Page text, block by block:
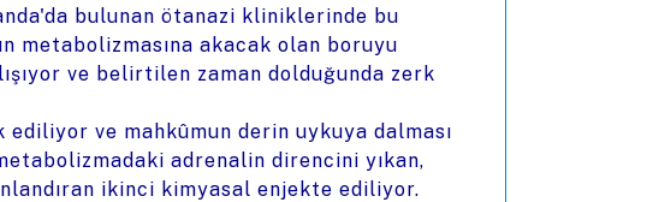
bulunan ötanazi kliniklerinde bu
metabolizmasına akacak olan boruyu
ve belirtilen zaman dolduğunda zerk
ve mahkûmun derin uykuya dalması
adrenalin direncini yıkan,
ikinci kimyasal enjekte ediliyor.